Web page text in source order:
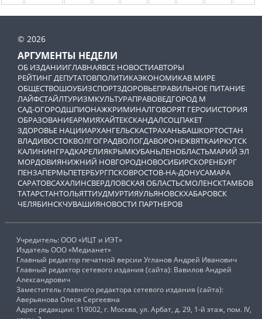
© 2026
АРГУМЕНТЫ НЕДЕЛИ
ОБ ИЗДАНИИГЛАВНАЯВСЕ НОВОСТИАВТОРЫ
РЕЙТИНГ ДЕПУТАТОВПОЛИТИКАЭКОНОМИКАВ МИРЕ
ОБЩЕСТВОШОУБИЗСПОРТЗДОРОВЬЕПРАВИЛЬНОЕ ПИТАНИЕ
ЛАЙФСТАЙЛТУРИЗМКУЛЬТУРАПРАВОВЕДГОРОД М
САД-ОГОРОДШПИОНАЖКРИМИНАЛГОВОРЯТ ГЕРОИИСТОРИЯ
ОБРАЗОВАНИЕАРМИЯХАЙТЕКСКАНДАЛСОЦПАКЕТ
ЗДОРОВЬЕ НАЦИИАРХАНГЕЛЬСКАСТРАХАНЬБАШКОРТОСТАН
ВЛАДИВОСТОКВОЛГОГРАДВОЛОГДАВОРОНЕЖВЯТКАИРКУТСК
КАЛИНИНГРАДКАРЕЛИЯКРЫМКУБАНЬЛЕНОБЛАСТЬМАРИЙ ЭЛ
МОРДОВИЯНИЖНИЙ НОВГОРОДНОВОСИБИРСКОРЕНБУРГ
ПЕНЗАПЕРМЬПЕТЕРБУРГПСКОВРОСТОВ-НА-ДОНУСАМАРА
САРАТОВСАХАЛИНСВЕРДЛОВСКАЯ ОБЛАСТЬСМОЛЕНСКТАМБОВ
ТАТАРСТАНТОЛЬЯТТИУДМУРТИЯУЛЬЯНОВСКХАБАРОВСК
ЧЕЛЯБИНСКЧУВАШИЯНОВОСТИ ПАРТНЕРОВ
Учредитель: ООО «ИЦТ и ИЭТ»
Издатель ООО «Медианет»
Главный редактор печатной версии Угланов Андрей Иванович
Главный редактор сетевого издания (сайта): Вавилов Андрей
Александрович
Заместитель главного редактора сетевого издания (сайта):
Аверьянова Олеся Сергеевна
Адрес редакции: 119002, г. Москва, ул. Арбат, д. 29, 1-й этаж, пом. IV,